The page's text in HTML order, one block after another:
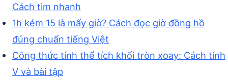
Cách tìm nhanh
1h kém 15 là mấy giờ? Cách đọc giờ đồng hồ
đúng chuẩn tiếng Việt
Công thức tính thể tích khối tròn xoay: Cách tính
V và bài tập